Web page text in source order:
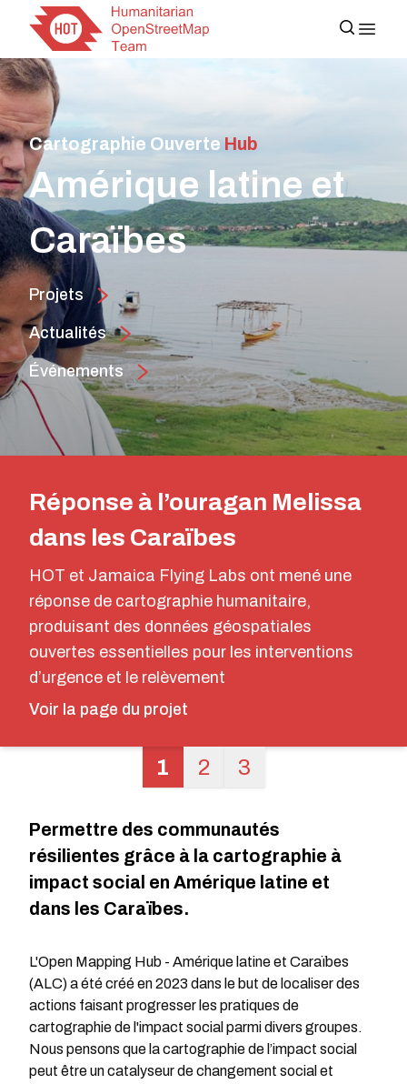
Cartographie Ouverte Hub
Amérique latine et
Caraïbes
Projets
Actualités
Événements
Réponse à l’ouragan Melissa
dans les Caraïbes
HOT et Jamaica Flying Labs ont mené une
réponse de cartographie humanitaire,
produisant des données géospatiales
ouvertes essentielles pour les interventions
d’urgence et le relèvement
Voir la page du projet
1 2 3
Permettre des communautés
résilientes grâce à la cartographie à
impact social en Amérique latine et
dans les Caraïbes.
L'Open Mapping Hub - Amérique latine et Caraïbes
(ALC) a été créé en 2023 dans le but de localiser des
actions faisant progresser les pratiques de
cartographie de l'impact social parmi divers groupes.
Nous pensons que la cartographie de l’impact social
peut être un catalyseur de changement social et